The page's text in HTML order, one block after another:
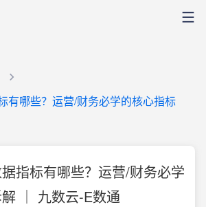
有哪些？运营/财务必学的核心指标
指标有哪些？运营/财务必学
｜ 九数云-E数通